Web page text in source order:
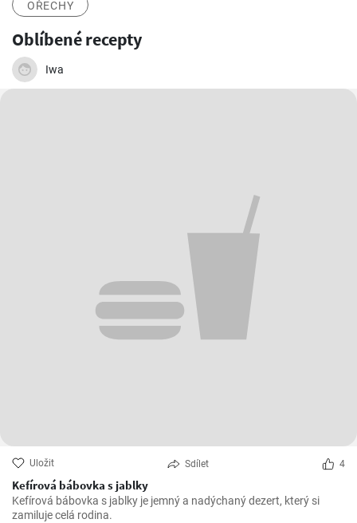
OŘECHY
Oblíbené recepty
Iwa
Uložit Sdílet 4
Kefírová bábovka s jablky
Kefírová bábovka s jablky je jemný a nadýchaný dezert, který si
zamiluje celá rodina.